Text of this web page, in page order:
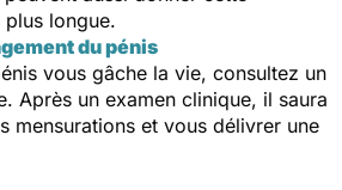
longue.
du pénis
vous gâche la vie, consultez un
Après un examen clinique, il saura
mensurations et vous délivrer une